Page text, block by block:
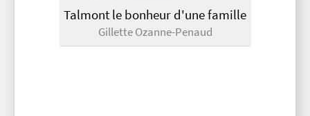
Talmont le bonheur d'une famille
Gillette Ozanne-Penaud